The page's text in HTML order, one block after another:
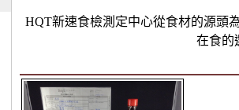
HQT新速食檢測定中心從食材的源頭
在食的